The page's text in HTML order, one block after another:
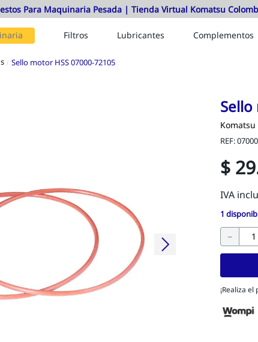
Filtros Lubricantes Complementos
Sello motor HSS 07000-72105
Sello
Komatsu
REF:
$ 29
1
－
¡Realiza